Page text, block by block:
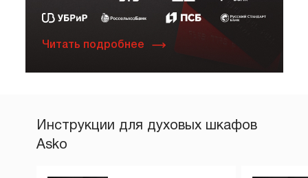
Читать подробнее
Инструкции для духовых шкафов
Asko